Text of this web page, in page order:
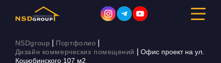
NSDgroup Портфолио
Дизайн коммерческих помещений |Офис проект на ул.
Коцюбинского 107 м2